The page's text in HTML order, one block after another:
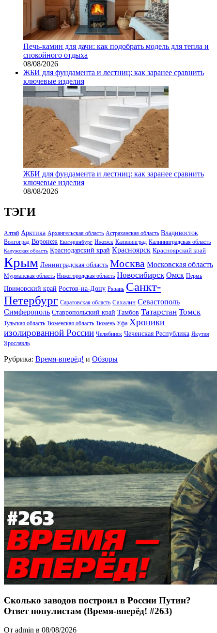
Печь-камин для дачи: как подобрать модель для тепла и
спокойного отдыха
08/08/2026
ЖБИ для фундамента и лестниц: как заранее сравнить
ключевые изделия
ЖБИ для фундамента и лестниц: как заранее сравнить
ключевые изделия
08/08/2026
ТЭГИ
Алтай Арктика Архангельская область Астраханская область Владивосток
Волгоград Воронеж Екатеринбург Ижевск Калининград Калининградская область
Калужская область Краснодарский край Красноярск Красноярский край
Крым Ленинградская область Москва Московская область
Мурманская область Нижегородская область Новосибирск Омск Пермь
Приморский край Ростов-на-Дону Рязань Санкт-
Петербург Саратовская область Сахалин Севастополь
Симферополь Ставропольский край Тамбов Татарстан Томск
Тульская область Тюменская область Тюмень Уфа Хроники
изолированной России Челябинск Чеченская Республика Якутия
Ярославль
Рубрика: Время-вперёд! и Обзоры
Сколько заводов построил в России Путин?
Ответ популистам (Время-вперёд! #263)
От admin в 08/08/2026